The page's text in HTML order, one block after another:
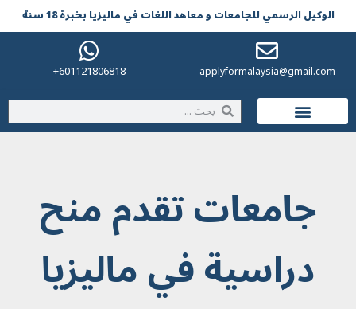
الوکیل الرسمي للجامعات و معاهد اللغات في مالیزیا بخبرة 18 سنة
applyformalaysia@gmail.com
601121806818+
جامعات تقدم منح
دراسية في ماليزيا